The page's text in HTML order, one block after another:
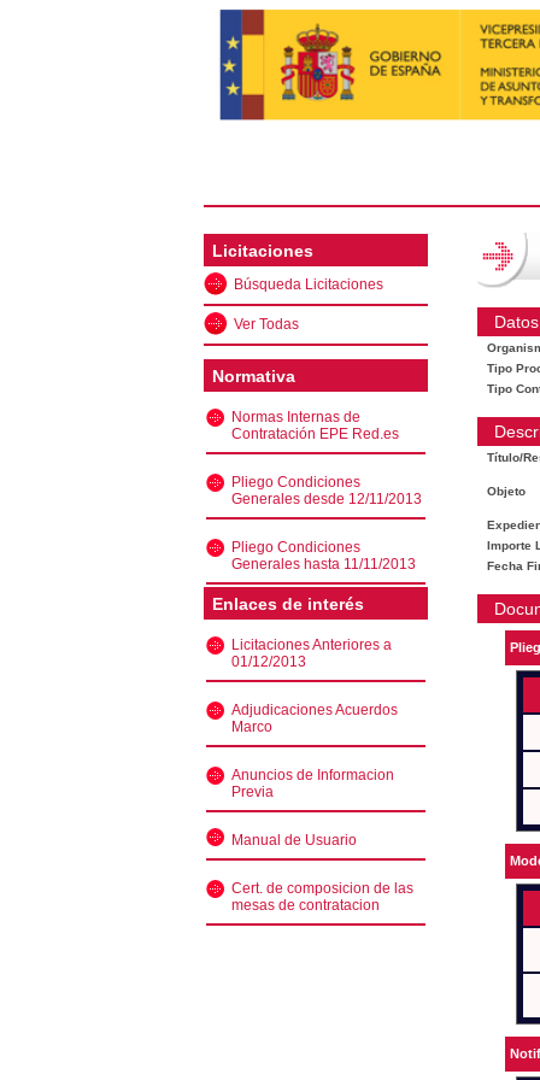
Licitaciones
Búsqueda Licitaciones
Ver Todas
Normativa
Normas Internas de
Contratación EPE Red.es
Pliego Condiciones
Generales desde 12/11/2013
Pliego Condiciones
Generales hasta 11/11/2013
Enlaces de interés
Licitaciones Anteriores a
01/12/2013
Adjudicaciones Acuerdos
Marco
Anuncios de Informacion
Previa
Manual de Usuario
Cert. de composicion de las
mesas de contratacion
Tipo
Tipo
Título/
Objeto
Importe
Fecha